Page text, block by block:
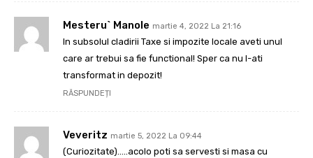
Mesteru` Manole martie 4, 2022 La 21:16
In subsolul cladirii Taxe si impozite locale aveti unul
care ar trebui sa fie functional! Sper ca nu l-ati
transformat in depozit!
RĂSPUNDEȚI
Veveritz martie 5, 2022 La 09:44
(Curiozitate)…..acolo poti sa servesti si masa cu